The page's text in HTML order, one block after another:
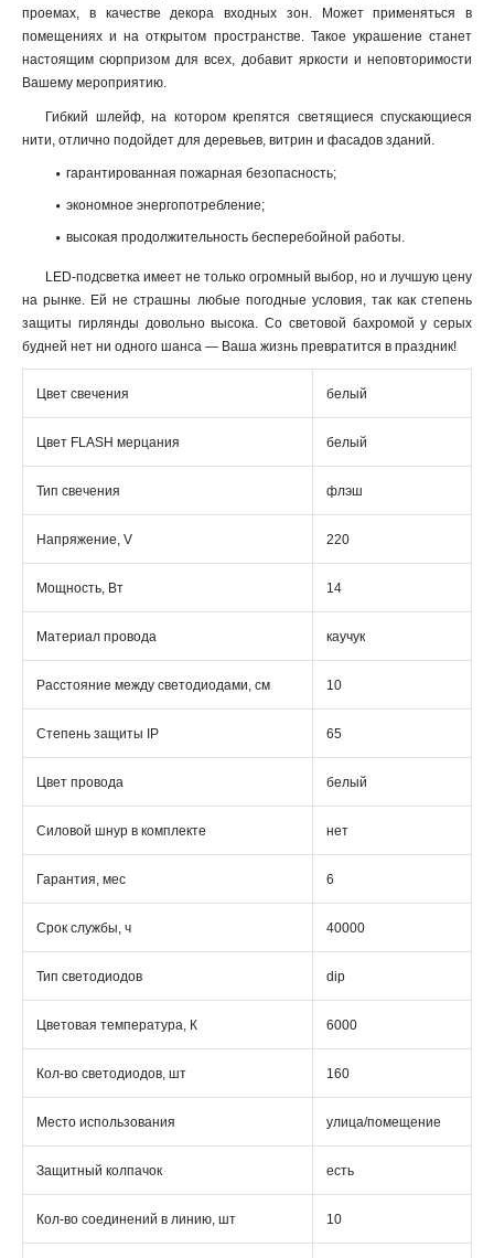
проемах, в качестве декора входных зон. Может применяться в
помещениях и на открытом пространстве. Такое украшение станет
настоящим сюрпризом для всех, добавит яркости и неповторимости
Вашему мероприятию.
Гибкий шлейф, на котором крепятся светящиеся спускающиеся
нити, отлично подойдет для деревьев, витрин и фасадов зданий.
гарантированная пожарная безопасность;
экономное энергопотребление;
высокая продолжительность бесперебойной работы.
LED-подсветка имеет не только огромный выбор, но и лучшую цену
на рынке. Ей не страшны любые погодные условия, так как степень
защиты гирлянды довольно высока. Со световой бахромой у серых
будней нет ни одного шанса — Ваша жизнь превратится в праздник!
Цвет свечения белый
Цвет FLASH мерцания белый
Тип свечения флэш
Напряжение, V 220
Мощность, Вт 14
Материал провода каучук
Расстояние между светодиодами, см 10
Степень защиты IP 65
Цвет провода белый
Силовой шнур в комплекте нет
Гарантия, мес 6
Срок службы, ч 40000
Тип светодиодов dip
Цветовая температура, К 6000
Кол-во светодиодов, шт 160
Место использования улица/помещение
Защитный колпачок есть
Кол-во соединений в линию, шт 10